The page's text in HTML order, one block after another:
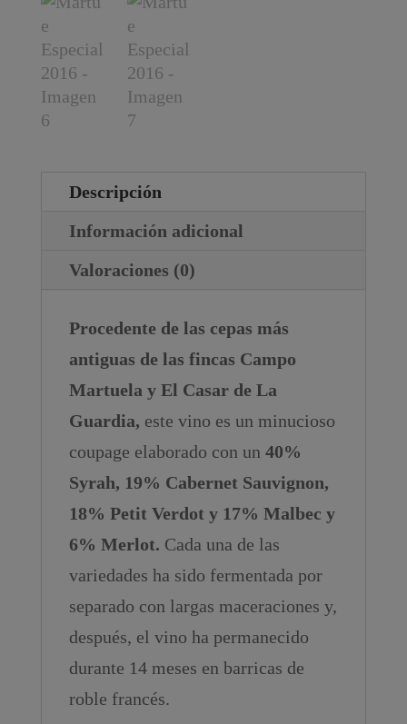
Descripción
Información adicional
Valoraciones (0)
Procedente de las cepas más
antiguas de las fincas Campo
Martuela y El Casar de La
Guardia, este vino es un minucioso
coupage elaborado con un 40%
Syrah, 19% Cabernet Sauvignon,
18% Petit Verdot y 17% Malbec y
6% Merlot. Cada una de las
variedades ha sido fermentada por
separado con largas maceraciones y,
después, el vino ha permanecido
durante 14 meses en barricas de
roble francés.